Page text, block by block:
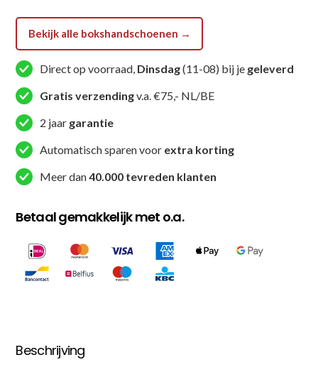
KPB
XK
LU
PINK
(KPB
XK-
LU-
PINK)
aantal
Bekijk alle bokshandschoenen →
Direct op voorraad, Dinsdag(11-08) bij je geleverd
Gratis verzendingv.a. €75,- NL/BE
2 jaar garantie
Automatisch sparen voor extra korting
Meer dan40.000 tevreden klanten
Betaal gemakkelijk met o.a.
Beschrijving